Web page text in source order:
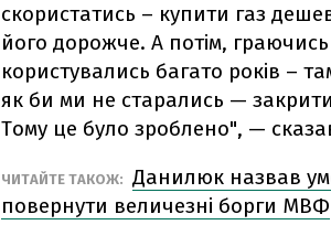
скористатись – купити газ
його дорожче. А потім,
користувались багато років –
як би ми не старались —
Тому це було зроблено", —
ЧИТАЙТЕ ТАКОЖ: Данилюк назвав
повернути величезні борги МВФ